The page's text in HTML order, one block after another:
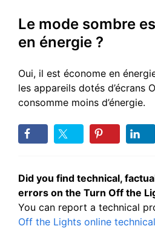
Le mode sombre
en énergie ?
Oui, il est économe en
les appareils dotés d’écrans
consomme moins d’énergie.
Did you find technical,
errors on the Turn Off the
You can report a technical
Off the Lights online